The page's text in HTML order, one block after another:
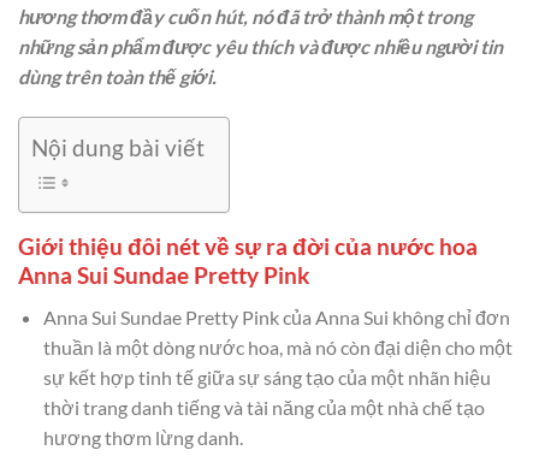
hương thơm đầy cuốn hút, nó đã trở thành một trong
những sản phẩm được yêu thích và được nhiều người tin
dùng trên toàn thế giới.
Nội dung bài viết
Giới thiệu đôi nét về sự ra đời của nước hoa
Anna Sui Sundae Pretty Pink
Anna Sui Sundae Pretty Pink của Anna Sui không chỉ đơn
thuần là một dòng nước hoa, mà nó còn đại diện cho một
sự kết hợp tinh tế giữa sự sáng tạo của một nhãn hiệu
thời trang danh tiếng và tài năng của một nhà chế tạo
hương thơm lừng danh.